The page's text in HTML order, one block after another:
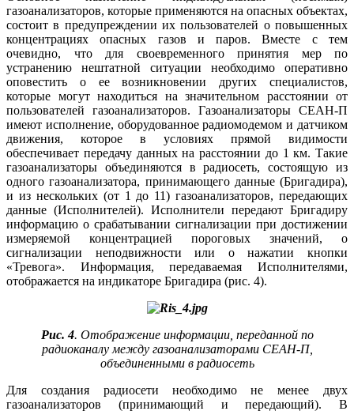
газоанализаторов, которые применяются на опасных объектах,
состоит в предупреждении их пользователей о повышенных
концентрациях опасных газов и паров. Вместе с тем
очевидно, что для своевременного принятия мер по
устранению нештатной ситуации необходимо оперативно
оповестить о ее возникновении других специалистов,
которые могут находиться на значительном расстоянии от
пользователей газоанализаторов. Газоанализаторы ­СЕАН-П
имеют исполнение, оборудованное радиомодемом и датчиком
движения, которое в условиях прямой видимости
обеспечивает передачу данных на расстоянии до 1 км. Такие
газоанализаторы объединяются в радиосеть, состоящую из
одного газоанализатора, принимающего данные (Бригадира),
и из нескольких (от 1 до 11) газоанализаторов, передающих
данные (Исполнителей). Исполнители передают Бригадиру
информацию о срабатывании сигнализации при достижении
измеряемой концентрацией пороговых значений, о
сигнализации неподвижности или о нажатии кнопки
«Тревога». Информация, передаваемая Исполнителями,
отображается на индикаторе Бригадира (рис. 4).
Рис. 4. Отображение информации, переданной по
радиоканалу между газоанализаторами СЕАН-П,
объединенными в радиосеть
Для создания радиосети необходимо не менее двух
газоанализаторов (принимающий и передающий). В